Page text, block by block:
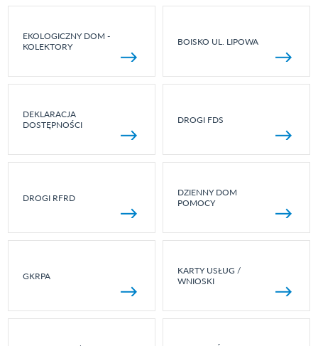
EKOLOGICZNY DOM -
KOLEKTORY
BOISKO UL. LIPOWA
DEKLARACJA
DOSTĘPNOŚCI
DROGI FDS
DROGI RFRD
DZIENNY DOM
POMOCY
GKRPA
KARTY USŁUG /
WNIOSKI